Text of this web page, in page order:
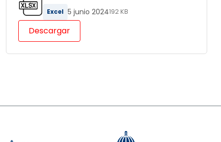
Excel 5 junio 2024192 KB
Descargar